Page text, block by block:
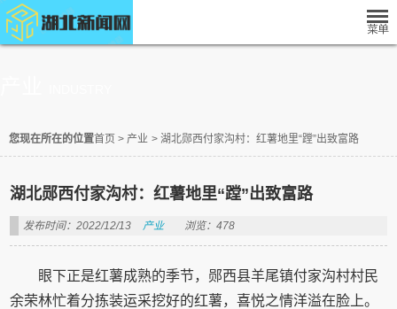
您现在所在的位置首页 > 产业 > 湖北郧西付家沟村：红薯地里“蹚”出致富路
湖北郧西付家沟村：红薯地里“蹚”出致富路
发布时间：2022/12/13 产业 浏览：478
眼下正是红薯成熟的季节，郧西县羊尾镇付家沟村村民
余荣林忙着分拣装运采挖好的红薯，喜悦之情洋溢在脸上。